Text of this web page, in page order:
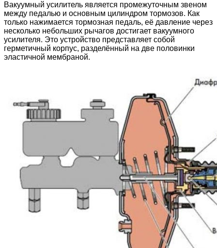
Вакуумный усилитель является промежуточным звеном
между педалью и основным цилиндром тормозов. Как
только нажимается тормозная педаль, её давление через
несколько небольших рычагов достигает вакуумного
усилителя. Это устройство представляет собой
герметичный корпус, разделённый на две половинки
эластичной мембраной.